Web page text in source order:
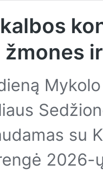
žmones
su
2026-